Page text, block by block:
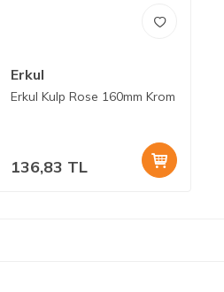
Erkul
Erkul Kulp Rose 160mm Krom
136,83 TL